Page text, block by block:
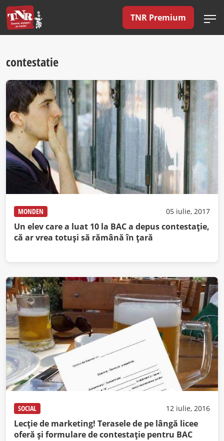
TNR Premium
contestatie
MONDEN 05 iulie, 2017
Un elev care a luat 10 la BAC a depus contestaţie,
că ar vrea totuşi să rămână în ţară
SOCIAL 12 iulie, 2016
Lecţie de marketing! Terasele de pe lângă licee
oferă şi formulare de contestaţie pentru BAC